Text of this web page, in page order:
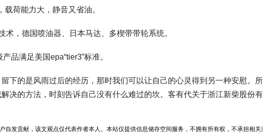
荷能力大，静音又省油。
，德国喷油器、日本马达、多楔带带轮系统。
品满足美国epa“tier3”标准。
下的是风雨过后的经历，那时我们可以让自己的心灵得到另一种安慰。
决的方法，时刻告诉自己没有什么难过的坎。客有代关于浙江新柴股份
自发贡献，该文观点仅代表作者本人。本站仅提供信息储存空间服务，不拥有所有权，不承担相关